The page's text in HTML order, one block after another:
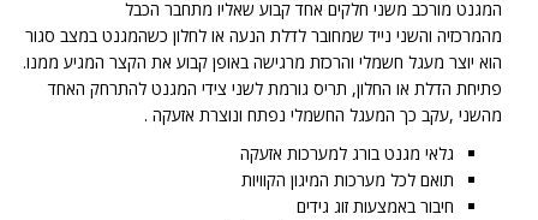
המגנט מורכב משני חלקים אחד קבוע שאליו מתחבר הכבל
מהמרכזיה והשני נייד שמחובר לדלת הנעה או לחלון כשהמגנט במצב סגור
הוא יוצר מעגל חשמלי והרכזת מרגישה באופן קבוע את הקצר המגיע ממנו.
פתיחת הדלת או החלון, תריס גורמת לשני צידי המגנט להתרחק האחד
מהשני ,עקב כך המעגל החשמלי נפתח ונוצרת אזעקה .
גלאי מגנט בורג למערכות אזעקה
תואם לכל מערכות המיגון הקוויות
חיבור באמצעות זוג גידים